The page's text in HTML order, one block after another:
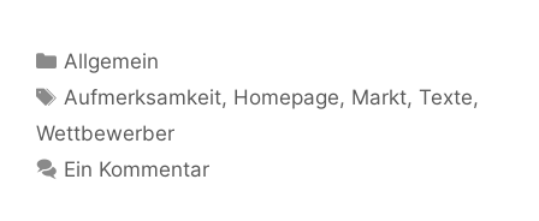
Kategorien
Allgemein
Schlagwörter
Aufmerksamkeit, Homepage, Markt,Texte,
Wettbewerber
Ein Kommentar